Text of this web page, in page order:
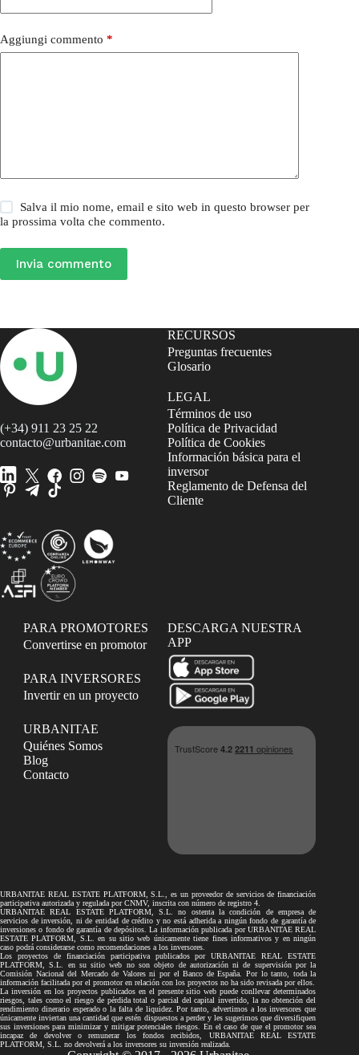
Aggiungi commento *
Salva il mio nome, email e sito web in questo browser per
la prossima volta che commento.
Invia commento
(+34) 911 23 25 22
contacto@urbanitae.com
RECURSOS
Preguntas frecuentes
Glosario
LEGAL
Términos de uso
Política de Privacidad
Política de Cookies
Información básica para el
inversor
Reglamento de Defensa del
Cliente
PARA PROMOTORES
Convertirse en promotor
PARA INVERSORES
Invertir en un proyecto
URBANITAE
Quiénes Somos
Blog
Contacto
DESCARGA NUESTRA
APP
URBANITAE REAL ESTATE PLATFORM, S.L., es un proveedor de servicios de financiación
participativa autorizada y regulada por CNMV, inscrita con número de registro 4.
URBANITAE REAL ESTATE PLATFORM, S.L. no ostenta la condición de empresa de
servicios de inversión, ni de entidad de crédito y no está adherida a ningún fondo de garantía de
inversiones o fondo de garantía de depósitos. La información publicada por URBANITAE REAL
ESTATE PLATFORM, S.L. en su sitio web únicamente tiene fines informativos y en ningún
caso podrá considerarse como recomendaciones a los inversores.
Los proyectos de financiación participativa publicados por URBANITAE REAL ESTATE
PLATFORM, S.L. en su sitio web no son objeto de autorización ni de supervisión por la
Comisión Nacional del Mercado de Valores ni por el Banco de España. Por lo tanto, toda la
información facilitada por el promotor en relación con los proyectos no ha sido revisada por ellos.
La inversión en los proyectos publicados en el presente sitio web puede conllevar determinados
riesgos, tales como el riesgo de pérdida total o parcial del capital invertido, la no obtención del
rendimiento dinerario esperado o la falta de liquidez. Por tanto, advertimos a los inversores que
únicamente inviertan una cantidad que estén dispuestos a perder y les sugerimos que diversifiquen
sus inversiones para minimizar y mitigar potenciales riesgos. En el caso de que el promotor sea
incapaz de devolver o remunerar los fondos recibidos, URBANITAE REAL ESTATE
PLATFORM, S.L. no devolverá a los inversores su inversión realizada.